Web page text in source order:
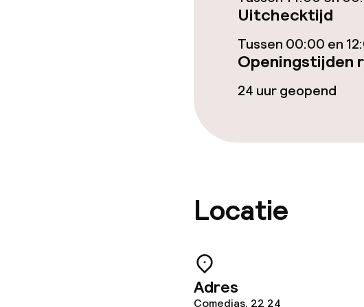
Beleid
Overal rookvrij
feesten niet
Uitchecktijd
Tussen 00:00 en
Openingstijden
24 uur geopend
Locatie
Adres
Comedias, 22 24